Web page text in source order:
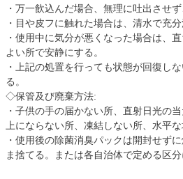
・万一飲込んだ場合、無理に吐出させ
・目や皮フに触れた場合は、清水で充分
・使用中に気分が悪くなった場合は、
よい所で安静にする。
・上記の処置を行っても状態が回復し
る。
◇保管及び廃棄方法:
・子供の手の届かない所、直射日光の
上にならない所、凍結しない所、水平な
・使用後の除菌消臭パックは開封せず
ま捨てる。または各自治体で定める区分